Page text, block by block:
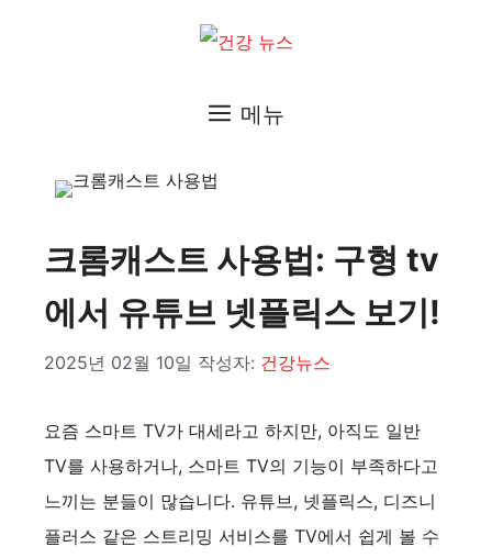
메뉴
크롬캐스트 사용법: 구형 tv
에서 유튜브 넷플릭스 보기!
2025년 02월 10일 작성자: 건강뉴스
요즘 스마트 TV가 대세라고 하지만, 아직도 일반
TV를 사용하거나, 스마트 TV의 기능이 부족하다고
느끼는 분들이 많습니다. 유튜브, 넷플릭스, 디즈니
플러스 같은 스트리밍 서비스를 TV에서 쉽게 볼 수